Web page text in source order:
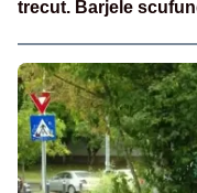
trecut. Barjele